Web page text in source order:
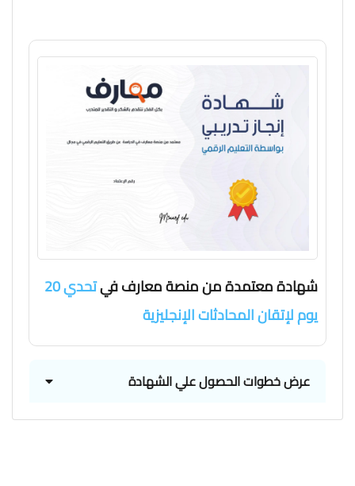
شهادة معتمدة من منصة معارف في
تحدي 20
يوم لإتقان المحادثات الإنجليزية
عرض خطوات الحصول علي الشهادة